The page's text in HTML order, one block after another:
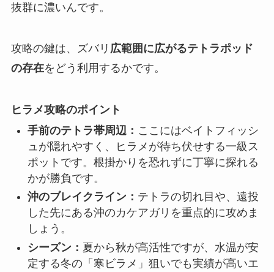
抜群に濃いんです。
攻略の鍵は、ズバリ 広範囲に広がるテトラポッド
の存在をどう利用するかです。
ヒラメ攻略のポイント
手前のテトラ帯周辺： ここにはベイトフィッシ
ュが隠れやすく、ヒラメが待ち伏せする一級ス
ポットです。根掛かりを恐れずに丁寧に探れる
かが勝負です。
沖のブレイクライン： テトラの切れ目や、遠投
した先にある沖のカケアガリを重点的に攻めま
しょう。
シーズン： 夏から秋が高活性ですが、水温が安
定する冬の「寒ビラメ」狙いでも実績が高いエ